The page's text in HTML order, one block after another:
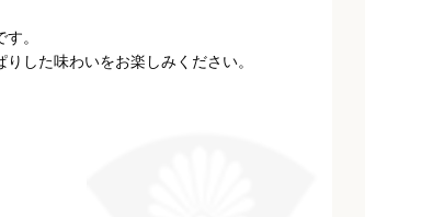
。
した味わいをお楽しみください。